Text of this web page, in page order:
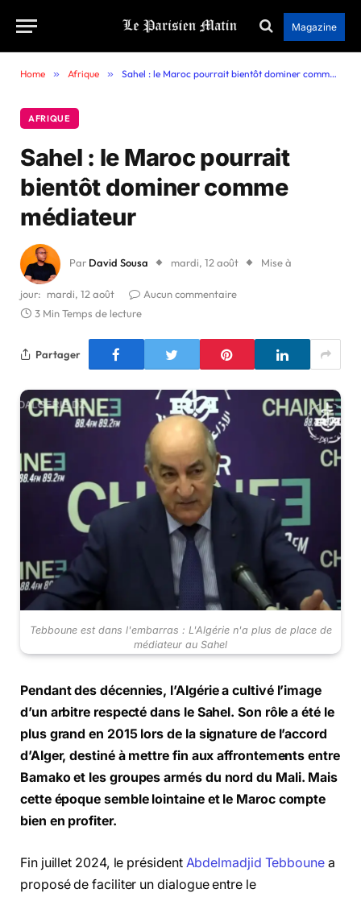
Magazine
Home » Afrique » Sahel : le Maroc pourrait bientôt dominer comme médiateur
AFRIQUE
Sahel : le Maroc pourrait
bientôt dominer comme
médiateur
Par David Sousa mardi, 12 août Mise à
jour: mardi, 12 août
Aucun commentaire
3 Min Temps de lecture
Partager
Tebboune est dans l'embarras : L'Algérie n'a plus de place de
médiateur au Sahel
Pendant des décennies, l’Algérie a cultivé l’image
d’un arbitre respecté dans le Sahel. Son rôle a été le
plus grand en 2015 lors de la signature de l’accord
d’Alger, destiné à mettre fin aux affrontements entre
Bamako et les groupes armés du nord du Mali. Mais
cette époque semble lointaine et le Maroc compte
bien en profiter.
Fin juillet 2024, le président Abdelmadjid Tebbounea
proposé de faciliter un dialogue entre le